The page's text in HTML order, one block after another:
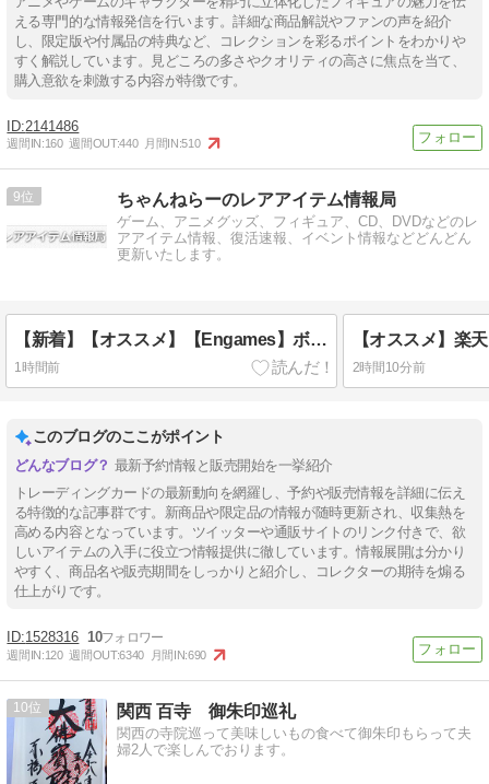
える専門的な情報発信を行います。詳細な商品解説やファンの声を紹介
し、限定版や付属品の特典など、コレクションを彩るポイントをわかりや
すく解説しています。見どころの多さやクオリティの高さに焦点を当て、
購入意欲を刺激する内容が特徴です。
2141486
週間IN:160 週間OUT:440 月間IN:510
9 ちゃんねらーのレアアイテム情報局
ゲーム、アニメグッズ、フィギュア、CD、DVDなどのレ
アアイテム情報、復活速報、イベント情報などどんどん
更新いたします。
【新着】【オススメ】【Engames】ボムバスターズがTORAYAMA楽天で販売開始！ヤフオク高騰の再販です！
1時間前 2時間10分前
このブログのここがポイント
最新予約情報と販売開始を一挙紹介
トレーディングカードの最新動向を網羅し、予約や販売情報を詳細に伝え
る特徴的な記事群です。新商品や限定品の情報が随時更新され、収集熱を
高める内容となっています。ツイッターや通販サイトのリンク付きで、欲
しいアイテムの入手に役立つ情報提供に徹しています。情報展開は分かり
やすく、商品名や販売期間をしっかりと紹介し、コレクターの期待を煽る
仕上がりです。
1528316 10
週間IN:120 週間OUT:6340 月間IN:690
10 関西 百寺 御朱印巡礼
関西の寺院巡って美味しいもの食べて御朱印もらって夫
婦2人で楽しんでおります。